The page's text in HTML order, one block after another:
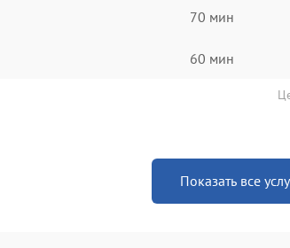
70 мин
60 мин
Показать все